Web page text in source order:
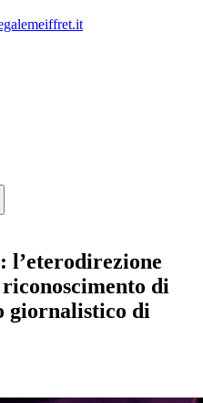
l’eterodirezione
di
giornalistico di